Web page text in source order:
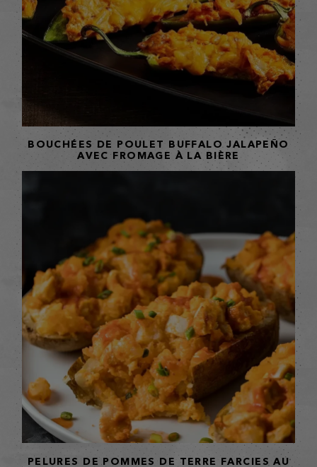
BOUCHÉES DE POULET BUFFALO JALAPEÑO
AVEC FROMAGE À LA BIÈRE
PELURES DE POMMES DE TERRE FARCIES AU